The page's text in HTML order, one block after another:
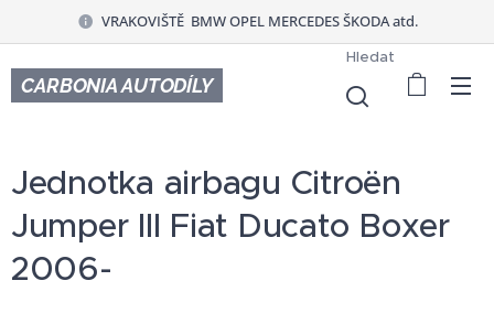
VRAKOVIŠTĚ BMW OPEL MERCEDES ŠKODA atd.
CARBONIA AUTODÍLY
Hledat
Jednotka airbagu Citroën
Jumper III Fiat Ducato Boxer
2006-